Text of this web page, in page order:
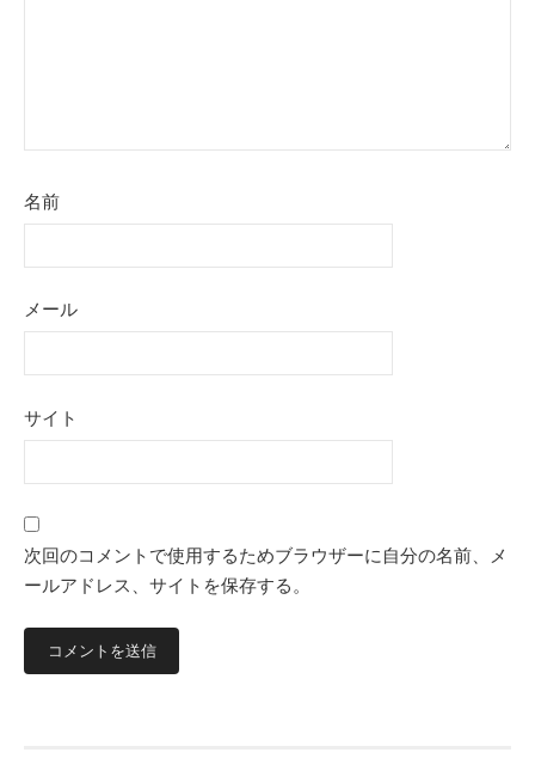
名前
メール
サイト
次回のコメントで使用するためブラウザーに自分の名前、メ
ールアドレス、サイトを保存する。